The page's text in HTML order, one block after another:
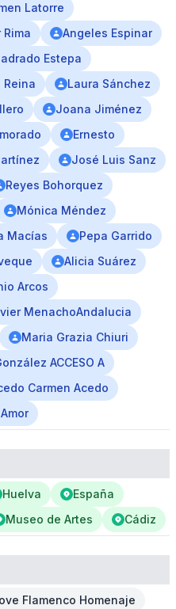
Latorre
Angeles Espinar
Estepa
Reina
Laura Sánchez
Joana Jiménez
Ernesto
José Luis Sanz
Reyes Bohorquez
Mónica Méndez
Macías
Pepa Garrido
Alicia Suárez
Arcos
MenachoAndalucia
Maria Grazia Chiuri
ACCESO A
Carmen Acedo
Huelva
España
Museo de Artes Cádiz
Flamenco Homenaje